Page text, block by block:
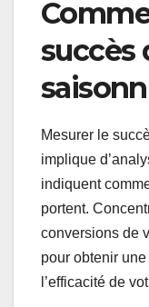
succès
Mesurer le
implique
indiquent
portent.
conversions de
pour obtenir
l’efficacité de